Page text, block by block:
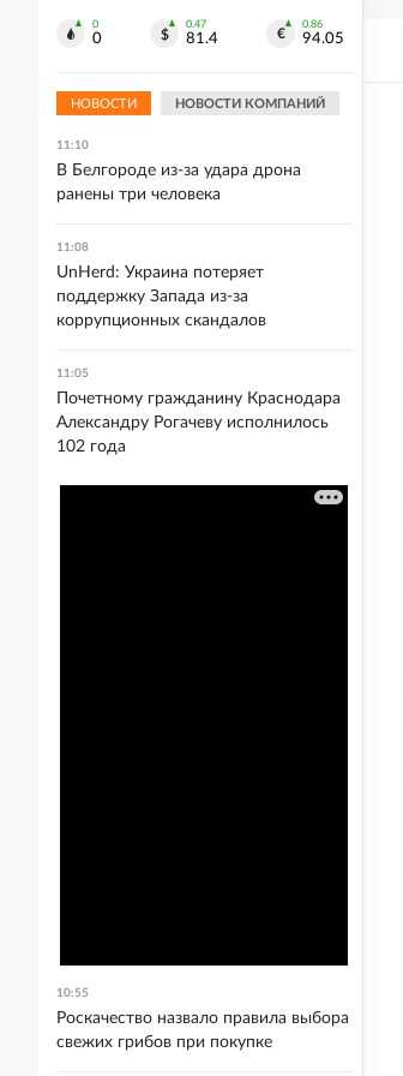
0
0
0.47
81.4
0.86
94.05
НОВОСТИ НОВОСТИ КОМПАНИЙ
11:11
Жительницу Красноярского края
трехмесячного сына
11:10
В Белгороде из-за удара дрона
ранены три человека
11:08
UnHerd: Украина потеряет
поддержку Запада из-за
коррупционных скандалов
11:05
Почетному гражданину Краснодара
Александру Рогачеву исполнилось
102 года
10:55
Роскачество назвало правила выбора
свежих грибов при покупке